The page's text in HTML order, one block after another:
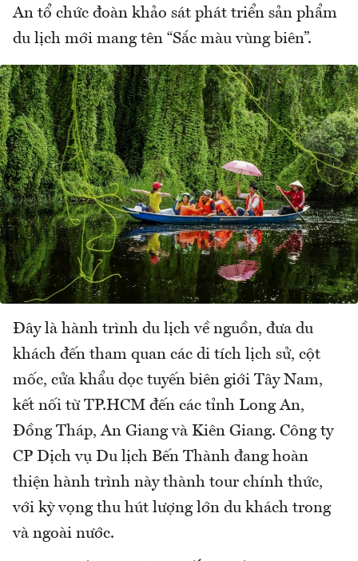
An tổ chức đoàn khảo sát phát triển sản phẩm
du lịch mới mang tên “Sắc màu vùng biên”.
Đây là hành trình du lịch về nguồn, đưa du
khách đến tham quan các di tích lịch sử, cột
mốc, cửa khẩu dọc tuyến biên giới Tây Nam,
kết nối từ TP.HCM đến các tỉnh Long An,
Đồng Tháp, An Giang và Kiên Giang. Công ty
CP Dịch vụ Du lịch Bến Thành đang hoàn
thiện hành trình này thành tour chính thức,
với kỳ vọng thu hút lượng lớn du khách trong
và ngoài nước.